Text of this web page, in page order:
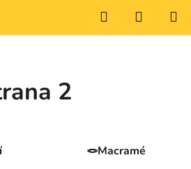
Hledat
KOŠÍK
2
🪢Macramé